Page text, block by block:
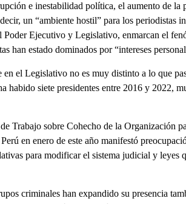
e inestabilidad política, el aumento de
un “ambiente hostil” para los periodistas
Ejecutivo y Legislativo, enmarcan el
han estado dominados por “intereses
el Legislativo no es muy distinto a lo que
habido siete presidentes entre 2016 y 2022,
Trabajo sobre Cohecho de la Organización
en enero de este año manifestó
para modificar el sistema judicial y
criminales han expandido su presencia